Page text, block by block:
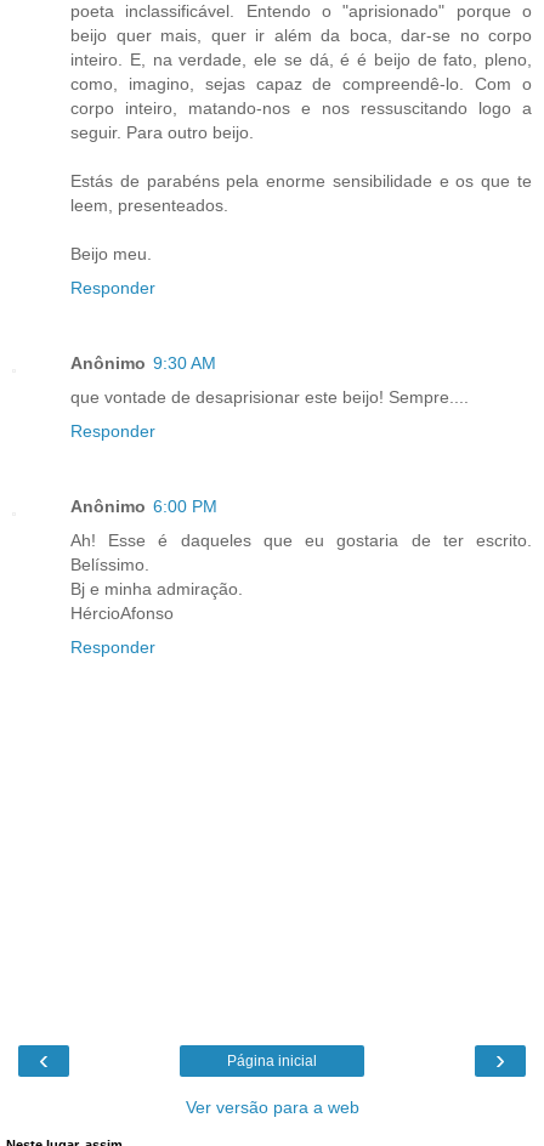
poeta inclassificável. Entendo o "aprisionado" porque o
beijo quer mais, quer ir além da boca, dar-se no corpo
inteiro. E, na verdade, ele se dá, é é beijo de fato, pleno,
como, imagino, sejas capaz de compreendê-lo. Com o
corpo inteiro, matando-nos e nos ressuscitando logo a
seguir. Para outro beijo.
Estás de parabéns pela enorme sensibilidade e os que te
leem, presenteados.
Beijo meu.
Responder
Anônimo 9:30 AM
que vontade de desaprisionar este beijo! Sempre....
Responder
Anônimo 6:00 PM
Ah! Esse é daqueles que eu gostaria de ter escrito.
Belíssimo.
Bj e minha admiração.
HércioAfonso
Responder
‹ ›
Página inicial
Ver versão para a web